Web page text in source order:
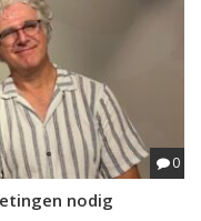
0
nodig